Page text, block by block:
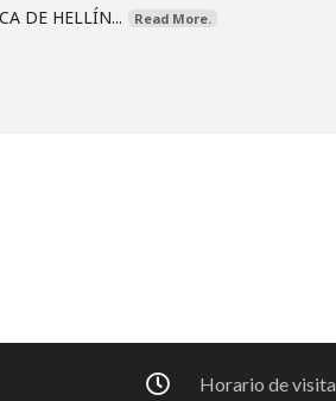
DE HELLÍN... Read More.
Horario de visita